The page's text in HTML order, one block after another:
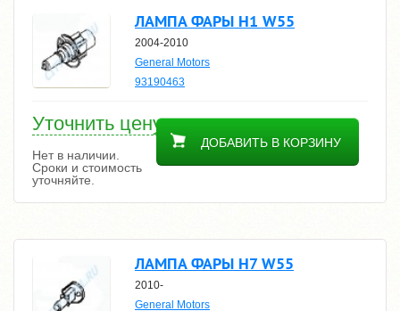
ЛАМПА ФАРЫ H1 W55
2004-2010
General Motors
93190463
Уточнить цену
ДОБАВИТЬ В КОРЗИНУ
Нет в наличии.
Сроки и стоимость
уточняйте.
ЛАМПА ФАРЫ H7 W55
2010-
General Motors